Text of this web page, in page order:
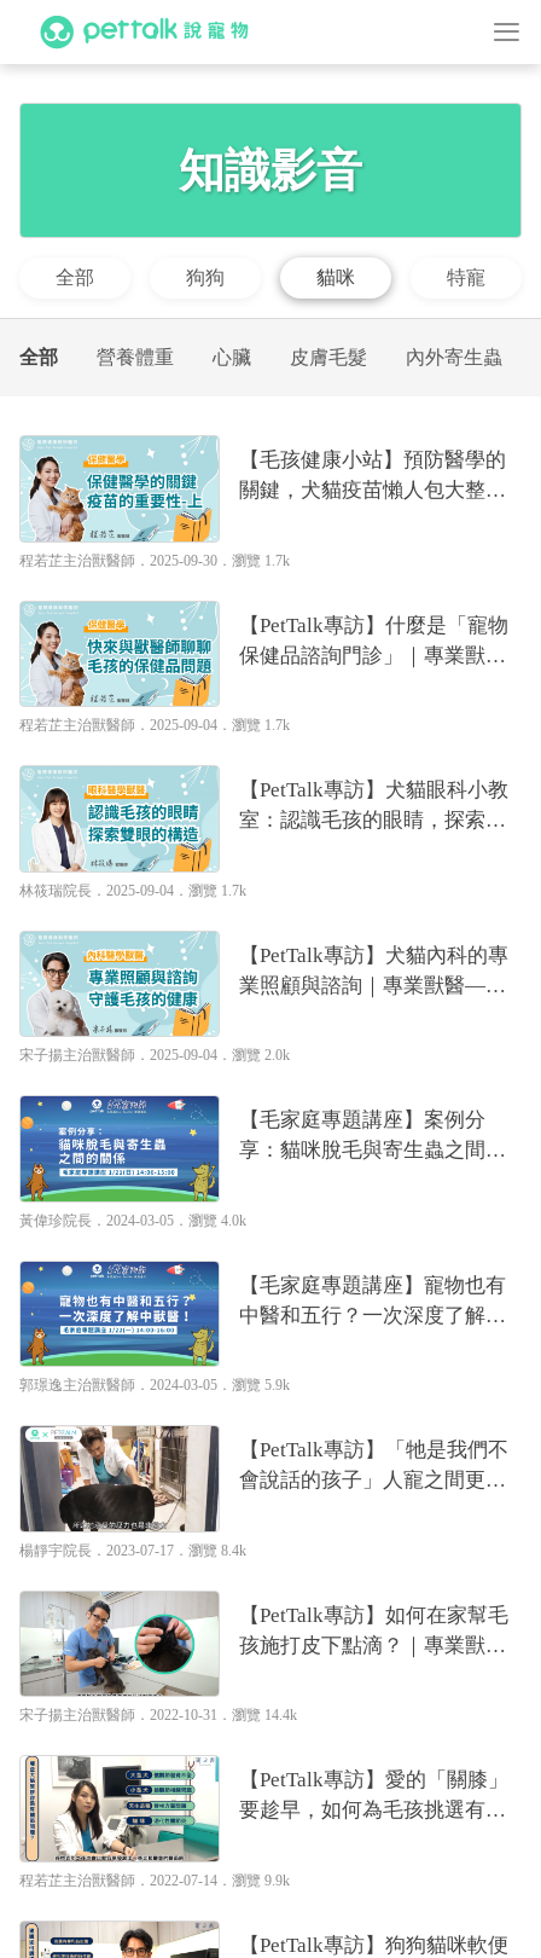
知識影音
全部 狗狗 貓咪 特寵
全部 營養體重 心臟 皮膚毛髮 內外寄生蟲
【毛孩健康小站】預防醫學的
關鍵，犬貓疫苗懶人包大整理-
程若芷主治獸醫師 ．2025-09-30． 瀏覽 1.7k
【PetTalk專訪】什麼是「寵物
保健品諮詢門診」｜專業獸醫
程若芷主治獸醫師 ．2025-09-04． 瀏覽 1.7k
【PetTalk專訪】犬貓眼科小教
室：認識毛孩的眼睛，探索雙
林筱瑞院長 ．2025-09-04． 瀏覽 1.7k
【PetTalk專訪】犬貓內科的專
業照顧與諮詢｜專業獸醫—宋
宋子揚主治獸醫師 ．2025-09-04． 瀏覽 2.0k
【毛家庭專題講座】案例分
享：貓咪脫毛與寄生蟲之間的
黃偉珍院長 ．2024-03-05． 瀏覽 4.0k
【毛家庭專題講座】寵物也有
中醫和五行？一次深度了解中
郭璟逸主治獸醫師 ．2024-03-05． 瀏覽 5.9k
【PetTalk專訪】「牠是我們不
會說話的孩子」人寵之間更需
的必修學分｜專業獸醫師—楊
楊靜宇院長 ．2023-07-17． 瀏覽 8.4k
【PetTalk專訪】如何在家幫毛
孩施打皮下點滴？｜專業獸醫
宋子揚主治獸醫師 ．2022-10-31． 瀏覽 14.4k
【PetTalk專訪】愛的「關膝」
要趁早，如何為毛孩挑選有效
—程若芷
程若芷主治獸醫師 ．2022-07-14． 瀏覽 9.9k
【PetTalk專訪】狗狗貓咪軟便